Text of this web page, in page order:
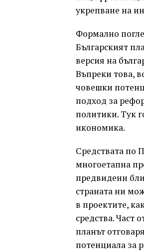
укрепване на
Формално
Българският
версия на
Въпреки това,
човешки
подход за
политики. Тук
икономика.
Средствата по
многоетапна
предвидени
страната ни
в проектите,
средства. Част
планът
потенциала за